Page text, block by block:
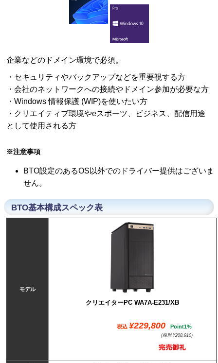
企業などのドメイン環境で必須。
・セキュリティやバックアップなどを重要視する方
・会社のネットワークへの接続やドメイン参加が必要な方
・Windows 情報保護 (WIP)を使いたい方
・クリエイティブ環境やeスポーツ、ビジネス、配信用途
として使用される方
※注意事項
BTO設定のあるOS以外でのドライバー提供はございま
せん。
BTO基本構成スペック表
モデル
クリエイターPC WA7A-E231/XB
税込 ¥229,800 Point1%
(税別 ¥208,910)